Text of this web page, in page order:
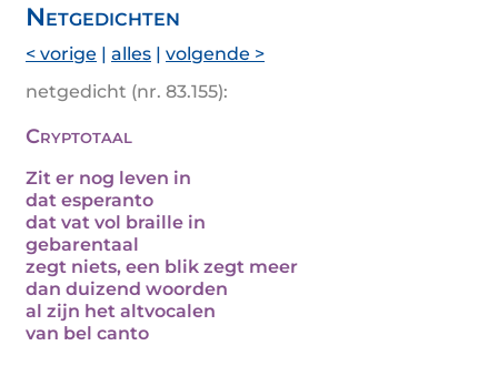
Netgedichten
< vorige | alles | volgende >
netgedicht (nr. 83.155):
Cryptotaal
Zit er nog leven in
dat esperanto
dat vat vol braille in
gebarentaal
zegt niets, een blik zegt meer
dan duizend woorden
al zijn het altvocalen
van bel canto